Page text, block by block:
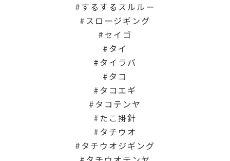
するするスルルー
スロージギング
セイゴ
タイ
タイラバ
タコ
タコエギ
タコテンヤ
たこ掛針
タチウオ
タチウオジギング